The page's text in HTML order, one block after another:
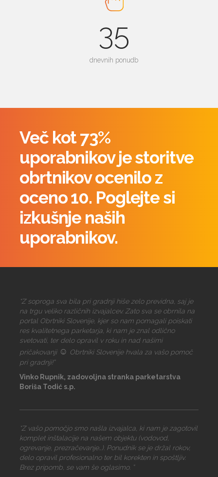
35
dnevnih ponudb
Več kot 73%
uporabnikov je storitve
obrtnikov ocenilo z
oceno 10. Poglejte si
izkušnje naših
uporabnikov.
“Z soproga sva bila pri gradnji hiše zelo previdna, saj je
na trgu veliko različnih izvajalcev. Zato sva se obrnila na
portal Obrtniki Slovenije, kjer so nam pomagali poiskati
res kvalitetnega parketarja, ki nam je znal odlično
svetovati, ter delo opravil v roku in nad našimi
pričakovanji ☺ Obrtniki Slovenije hvala za vašo pomoč
pri gradnji!”
Vinko Rupnik, zadovoljna stranka parketarstva
Boriša Todić s.p.
“Z vašo pomočjo smo našla izvajalca, ki nam je zagotovil
komplet inštalacije na našem objektu (vodovod,
ogrevanje, prezračevanje…). Ponudnik se je držal rokov,
delo opravil profesionalno ter bil korekten in spoštljiv.
Brez pripomb, se vam še oglasimo. ”